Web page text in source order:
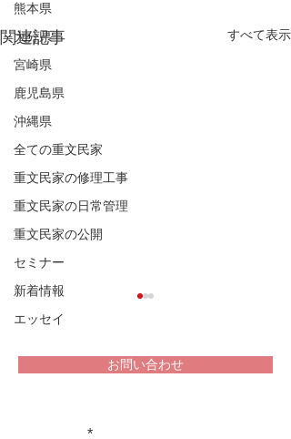
熊本県
大分県
宮崎県
鹿児島県
沖縄県
全ての重文民家
重文民家の修理工事
重文民家の日常管理
重文民家の公開
セミナー
新着情報
エッセイ
関連記事 すべて表示
お問い合わせ